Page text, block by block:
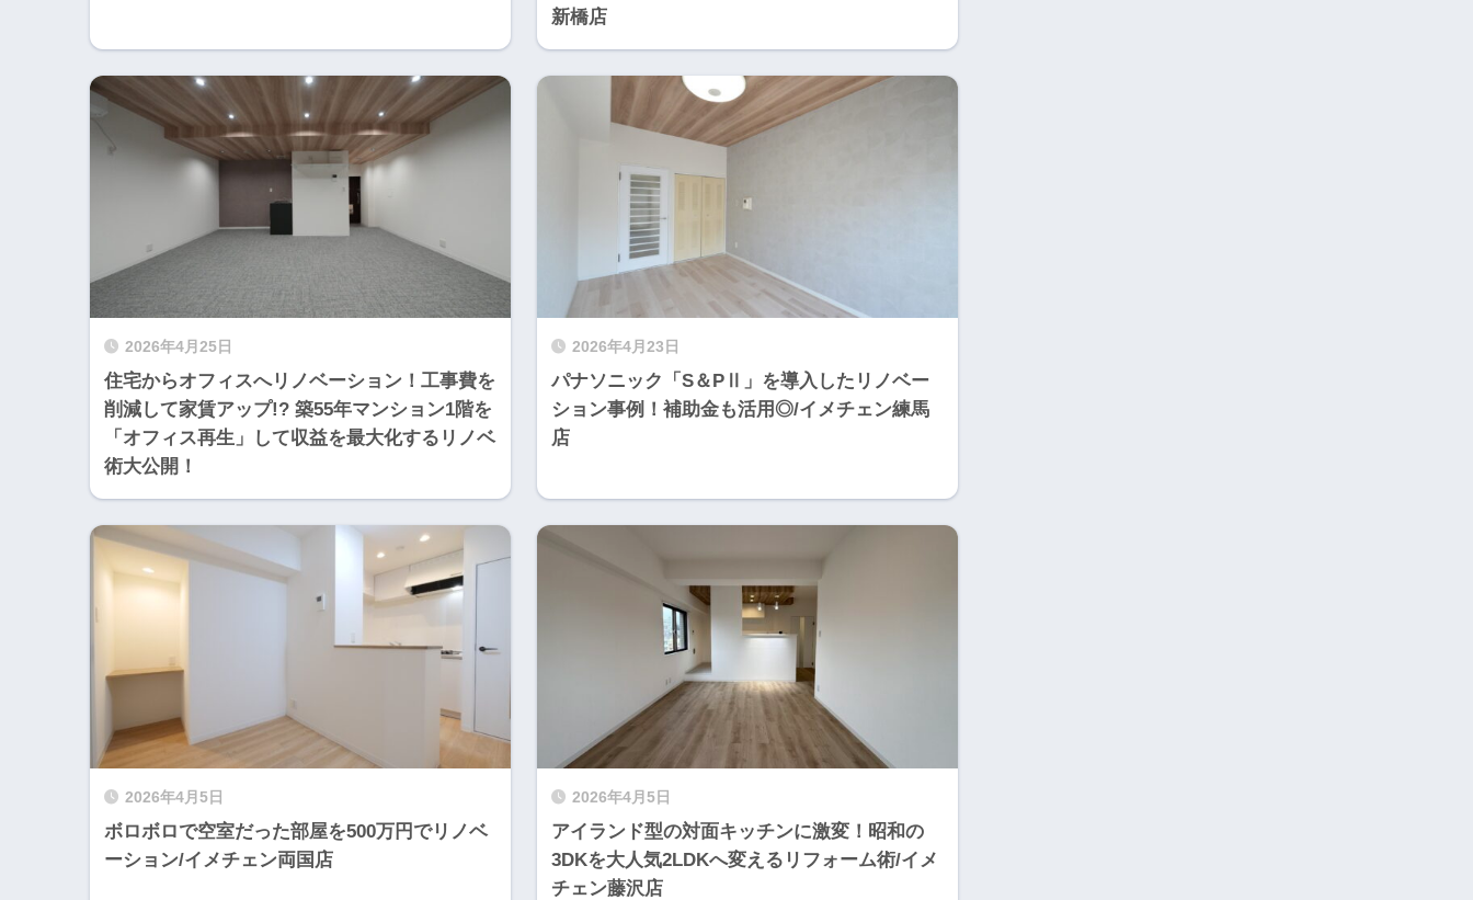
新橋店
2026年4月25日
住宅からオフィスへリノベーション！工事費を
削減して家賃アップ!? 築55年マンション1階を
「オフィス再生」して収益を最大化するリノベ
術大公開！
2026年4月23日
パナソニック「S＆PⅡ」を導入したリノベー
ション事例！補助金も活用◎/イメチェン練馬
店
2026年4月5日
ボロボロで空室だった部屋を500万円でリノベ
ーション/イメチェン両国店
2026年4月5日
アイランド型の対面キッチンに激変！昭和の
3DKを大人気2LDKへ変えるリフォーム術/イメ
チェン藤沢店